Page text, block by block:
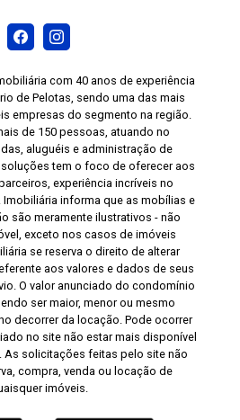
com 40 anos de experiência
de Pelotas, sendo uma das mais
empresas do segmento na região.
de 150 pessoas, atuando no
aluguéis e administração de
tem o foco de oferecer aos
experiência incríveis no
informa que as mobílias e
são meramente ilustrativos - não
exceto nos casos de imóveis
se reserva o direito de alterar
aos valores e dados de seus
O valor anunciado do condomínio
ser maior, menor ou mesmo
decorrer da locação. Pode ocorrer
no site não estar mais disponível
As solicitações feitas pelo site não
compra, venda ou locação de
imóveis.